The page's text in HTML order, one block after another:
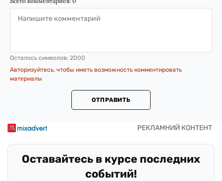
Осталось символов: 2000
Авторизуйтесь, чтобы иметь возможность комментировать
материалы
ОТПРАВИТЬ
Оставайтесь в курсе последних
событий!